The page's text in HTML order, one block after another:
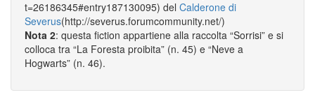
t=26186345#entry187130095) del Calderone di
Severus(http://severus.forumcommunity.net/)
Nota 2: questa fiction appartiene alla raccolta “Sorrisi” e si
colloca tra “La Foresta proibita” (n. 45) e “Neve a
Hogwarts” (n. 46).